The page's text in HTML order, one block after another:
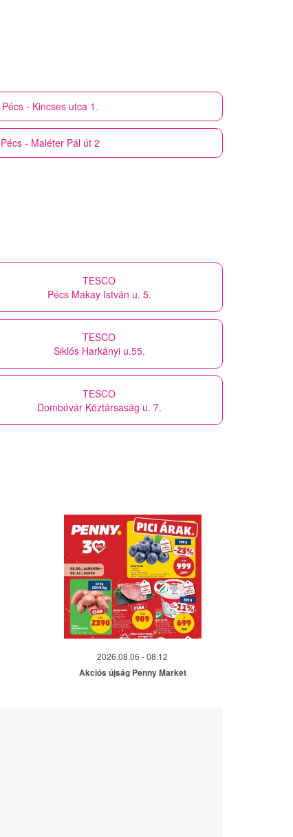
Pécs - Kincses utca 1.
Pécs - Maléter Pál út 2
TESCO
Pécs Makay István u. 5.
TESCO
Siklós Harkányi u.55.
TESCO
Dombóvár Köztársaság u. 7.
2026.08.06 - 08.12
Akciós újság Penny Market